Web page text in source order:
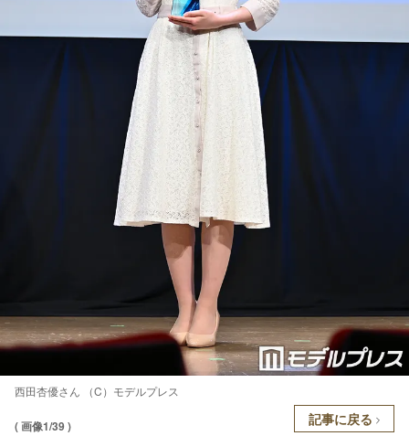
西田杏優さん （C）モデルプレス
( 画像1/39 ) 記事に戻る